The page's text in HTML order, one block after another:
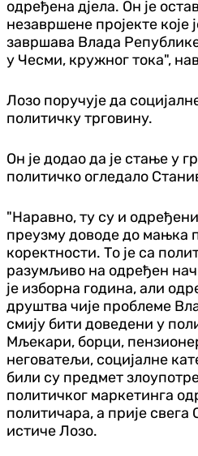
одређена дјела. Он је
незавршене пројекте које
завршава Влада
у Чесми, кружног тока",
Лозо поручује да
политичку трговину.
Он је додао да је стање у
политичко огледало
"Наравно, ту су и
преузму доводе до мањка
коректности. То је са
разумљиво на одређен
је изборна година, али
друштва чије проблеме
смију бити доведени у
Мљекари, борци,
неговатељи, социјалне
били су предмет
политичког маркетинга
политичара, а прије свега
истиче Лозо.